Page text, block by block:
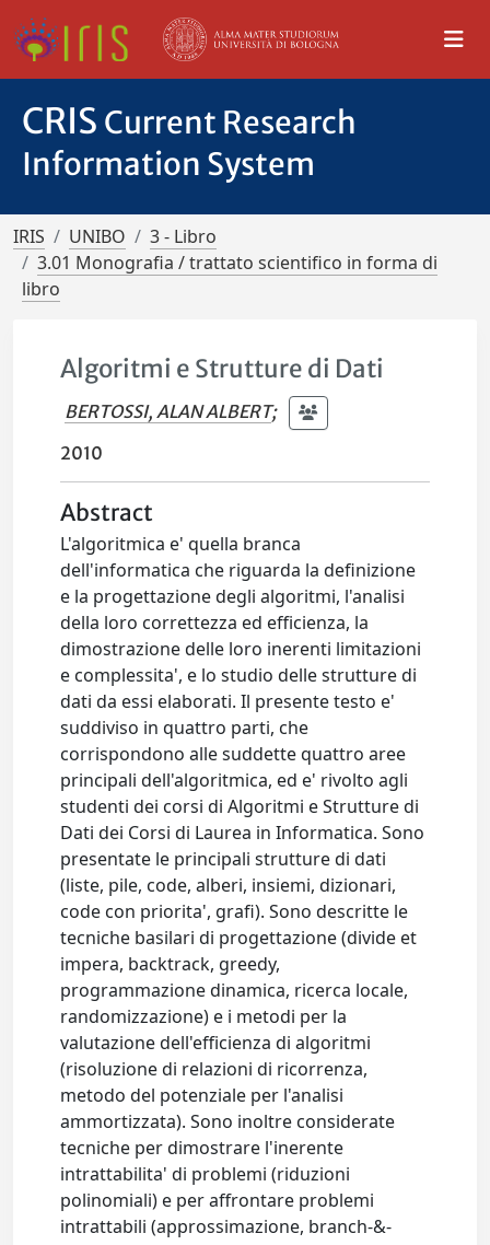
CRIS Current Research
Information System
IRIS UNIBO
3 - Libro
3.01 Monografia / trattato scientifico in forma di
libro
Algoritmi e Strutture di Dati
BERTOSSI, ALAN ALBERT;
2010
Abstract
L'algoritmica e' quella branca
dell'informatica che riguarda la definizione
e la progettazione degli algoritmi, l'analisi
della loro correttezza ed efficienza, la
dimostrazione delle loro inerenti limitazioni
e complessita', e lo studio delle strutture di
dati da essi elaborati. Il presente testo e'
suddiviso in quattro parti, che
corrispondono alle suddette quattro aree
principali dell'algoritmica, ed e' rivolto agli
studenti dei corsi di Algoritmi e Strutture di
Dati dei Corsi di Laurea in Informatica. Sono
presentate le principali strutture di dati
(liste, pile, code, alberi, insiemi, dizionari,
code con priorita', grafi). Sono descritte le
tecniche basilari di progettazione (divide et
impera, backtrack, greedy,
programmazione dinamica, ricerca locale,
randomizzazione) e i metodi per la
valutazione dell'efficienza di algoritmi
(risoluzione di relazioni di ricorrenza,
metodo del potenziale per l'analisi
ammortizzata). Sono inoltre considerate
tecniche per dimostrare l'inerente
intrattabilita' di problemi (riduzioni
polinomiali) e per affrontare problemi
intrattabili (approssimazione, branch-&-